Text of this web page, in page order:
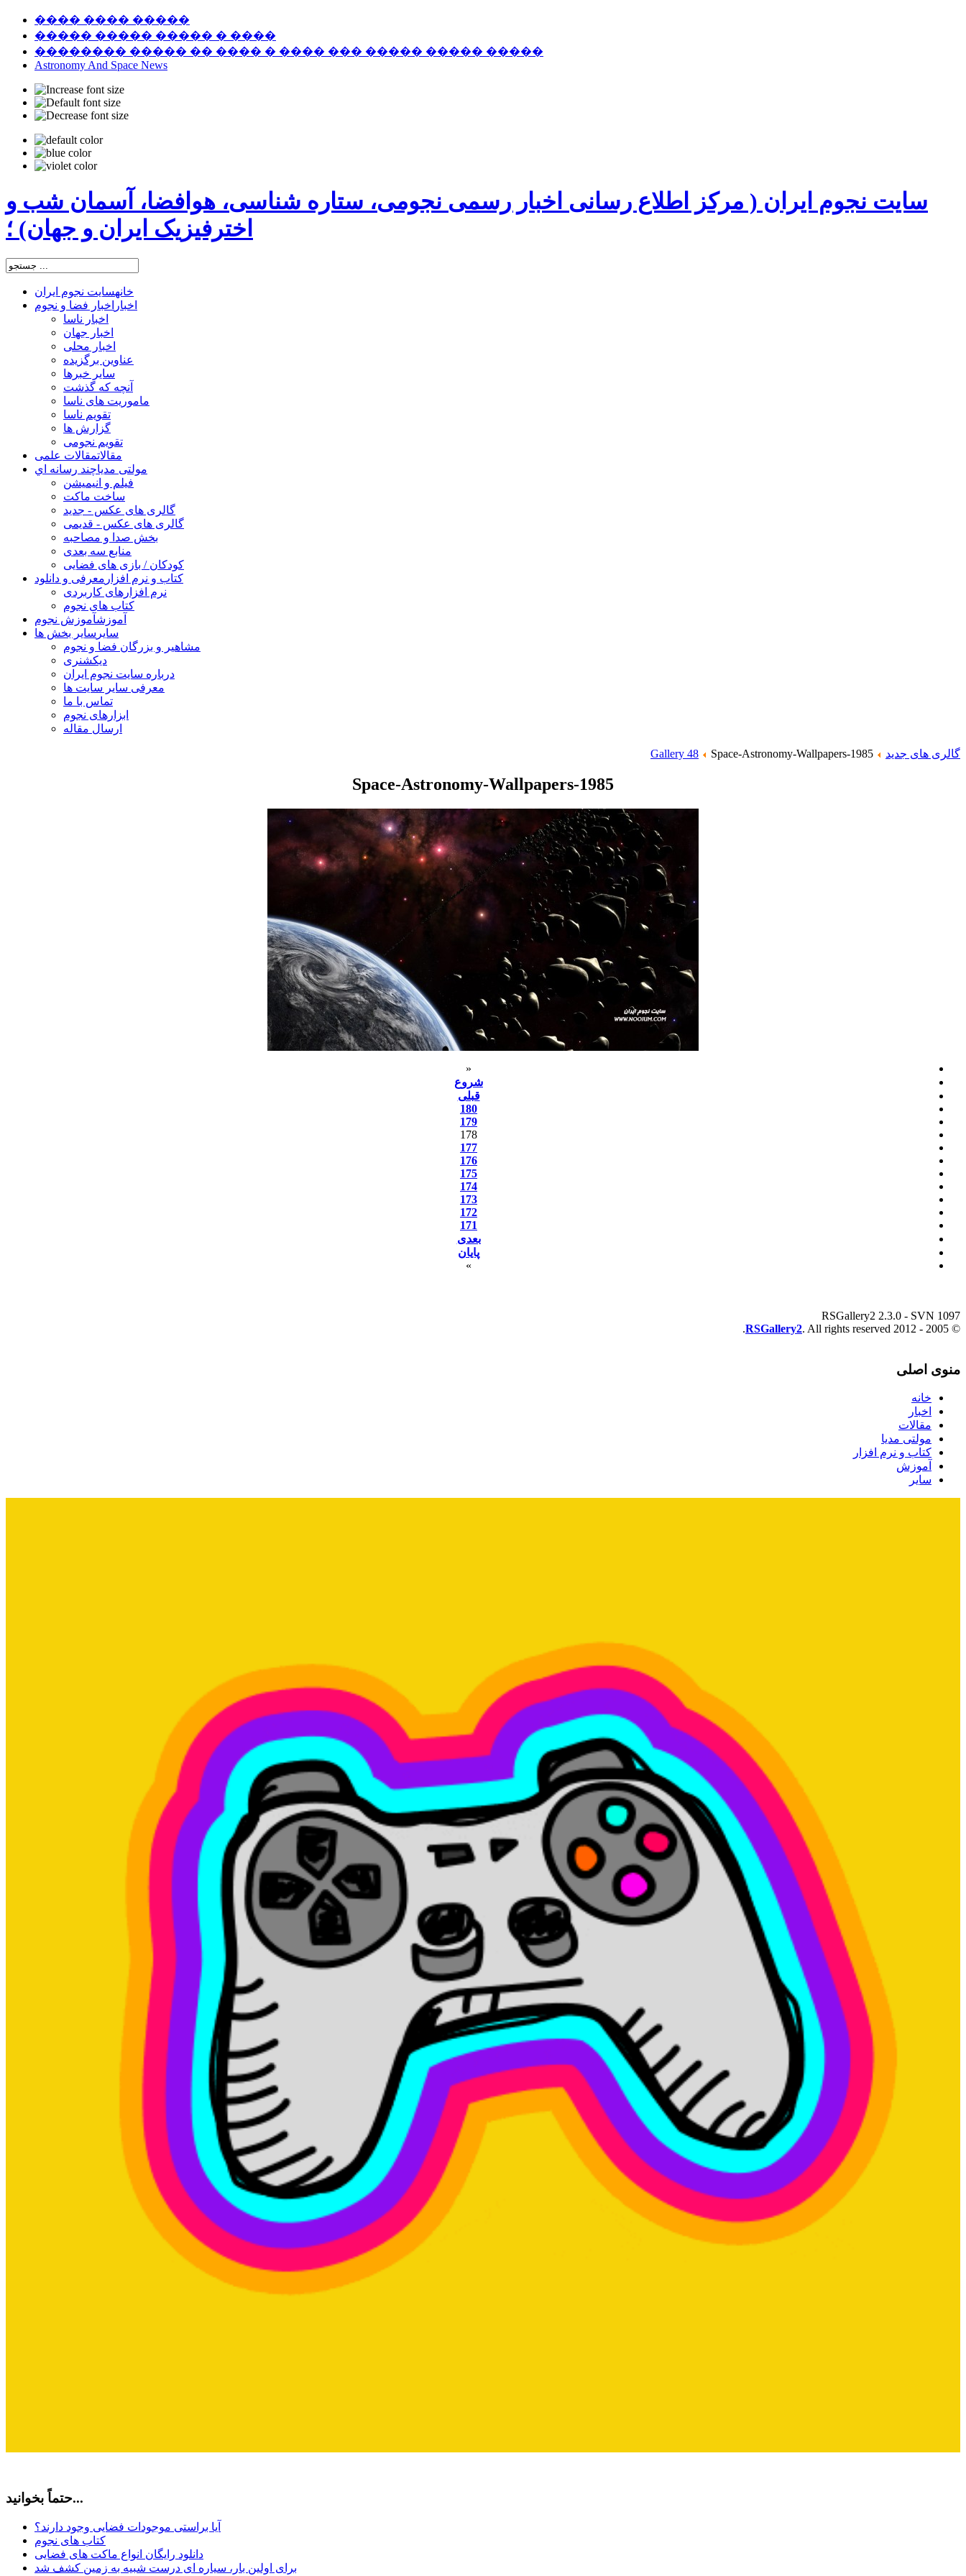
���� ���� �����
����� ����� ����� � ����
�������� ����� �� ���� � ���� ��� ����� ����� �����
Astronomy And Space News
سایت نجوم ایران ( مرکز اطلاع رسانی اخبار رسمی نجومی، ستاره شناسی، هوافضا، آسمان شب و
اخترفیزیک ایران و جهان) ؛
خانهسایت نجوم ایران
اخبار اخبار فضا و نجوم
اخبار ناسا
اخبار جهان
اخبار محلی
عناوین برگزیده
سایر خبرها
آنچه که گذشت
ماموریت های ناسا
تقویم ناسا
گزارش ها
تقویم نجومی
مقالاتمقالات علمی
مولتی مدیاچند رسانه اي
فیلم و انیمیشن
ساخت ماکت
گالری های عکس - جدید
گالری های عکس - قدیمی
بخش صدا و مصاحبه
منابع سه بعدی
کودکان / بازی های فضایی
کتاب و نرم افزار معرفی و دانلود
نرم افزارهای کاربردی
کتاب های نجوم
آموزشآموزش نجوم
سایر سایر بخش ها
مشاهیر و بزرگان فضا و نجوم
دیکشنری
درباره سایت نجوم ایران
معرفی سایر سایت ها
تماس با ما
ابزارهای نجوم
ارسال مقاله
گالری های جدید Gallery 48 Space-Astronomy-Wallpapers-1985
Space-Astronomy-Wallpapers-1985
«
شروع
قبلی
180
179
178
177
176
175
174
173
172
171
بعدی
پایان
»
RSGallery2 2.3.0 - SVN 1097
© 2005 - 2012
RSGallery2. All rights reserved.
منوی اصلی
خانه
اخبار
مقالات
مولتی مدیا
کتاب و نرم افزار
آموزش
سایر
حتماً بخوانید...
آیا براستی موجودات فضایی وجود دارند؟
کتاب های نجوم
دانلود رایگان انواع ماکت های فضایی
برای اولین بار، سیاره ای درست شبیه به زمین کشف شد